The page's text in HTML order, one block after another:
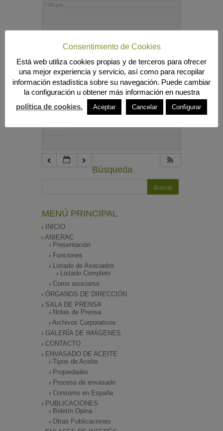
7:00 pm
9:00 pm
10:00 pm
Búsqueda
MENÚ PRINCIPAL
INICIO
ANIERAC
Presentación
Funciones
Listado de Asociados
Listado Completo
Como asociarse
ÓRGANOS DE DIRECCIÓN
SALA DE PRENSA
Notas de Prensa
Archivos Corporativos
GALERÍA DE IMÁGENES
CONTACTO
ENVASADO DE ACEITE
Tipos de Aceite
Propiedades
Proceso de envasado
Consumo en España
PUBLICACIONES
Boletín Opina
Otras Publicaciones
Consentimiento de Cookies
Está web utiliza cookies propias y de terceros para ofrecer
una mejor experiencia y servicio, así como para recopilar
información estadística sobre su navegación. Puede cambiar
la configuración u obtener más información en nuestra
política de cookies.
Aceptar Cancelar Configurar